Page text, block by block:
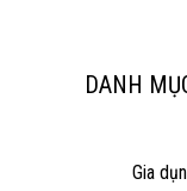
DANH
Gia